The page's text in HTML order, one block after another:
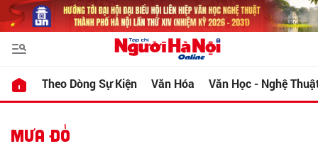
Theo Dòng Sự Kiện Văn Hóa Văn Học - Nghệ
MƯA ĐỎ